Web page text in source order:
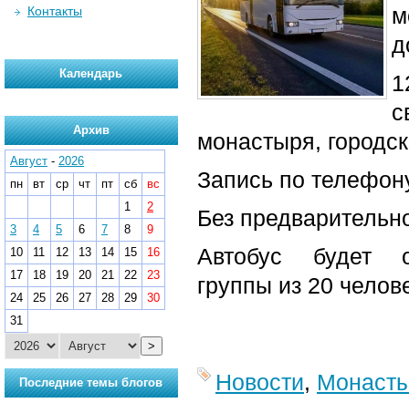
монастыря,
Запись по
Без
Автобус будет
группы из 20
Новости,
Контакты
Календарь
Архив
Август - 2026
пн
вт ср чт пт сб
вс
1
2
3
4 5 6 7 8
9
10
11 12 13 14 15
16
17
18 19 20 21 22
23
24
25 26 27 28 29
30
31
>
Последние темы блогов